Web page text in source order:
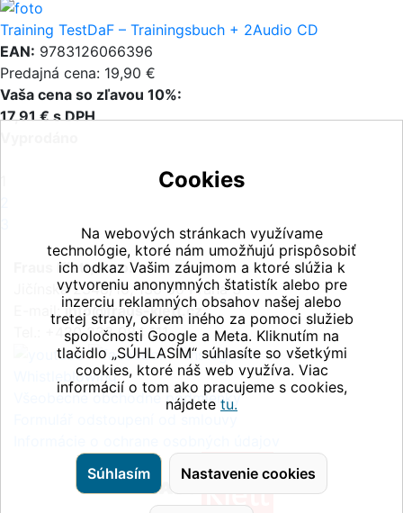
Training TestDaF – Trainingsbuch + 2Audio CD
EAN: 9783126066396
Predajná cena: 19,90 €
Vaša cena so zľavou 10%:
17,91 € s DPH
Fraus Klett, s.r.o.
Jičínská 2348/10, 130 00 Praha 3
E-mail:info@fraus-klett.cz
Tel.: +420 233 084 111
Whistleblowing
Všeobecné obchodné podmienky
Cookies
Na webových stránkach využívame
technológie, ktoré nám umožňujú prispôsobiť
ich odkaz Vašim záujmom a ktoré slúžia k
vytvoreniu anonymných štatistík alebo pre
inzerciu reklamných obsahov našej alebo
tretej strany, okrem iného za pomoci služieb
spoločnosti Google a Meta. Kliknutím na
tlačidlo „SÚHLASÍM“ súhlasíte so všetkými
cookies, ktoré náš web využíva. Viac
informácií o tom ako pracujeme s cookies,
nájdete tu.
Súhlasím Nastavenie cookies